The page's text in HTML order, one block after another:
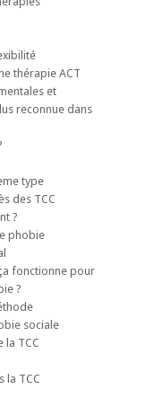
thérapie ACT
et
reconnue dans
type
des TCC
?
phobie
fonctionne pour
?
sociale
la TCC
la TCC